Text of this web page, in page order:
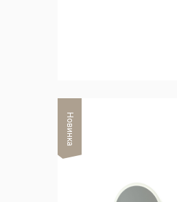
Новинка